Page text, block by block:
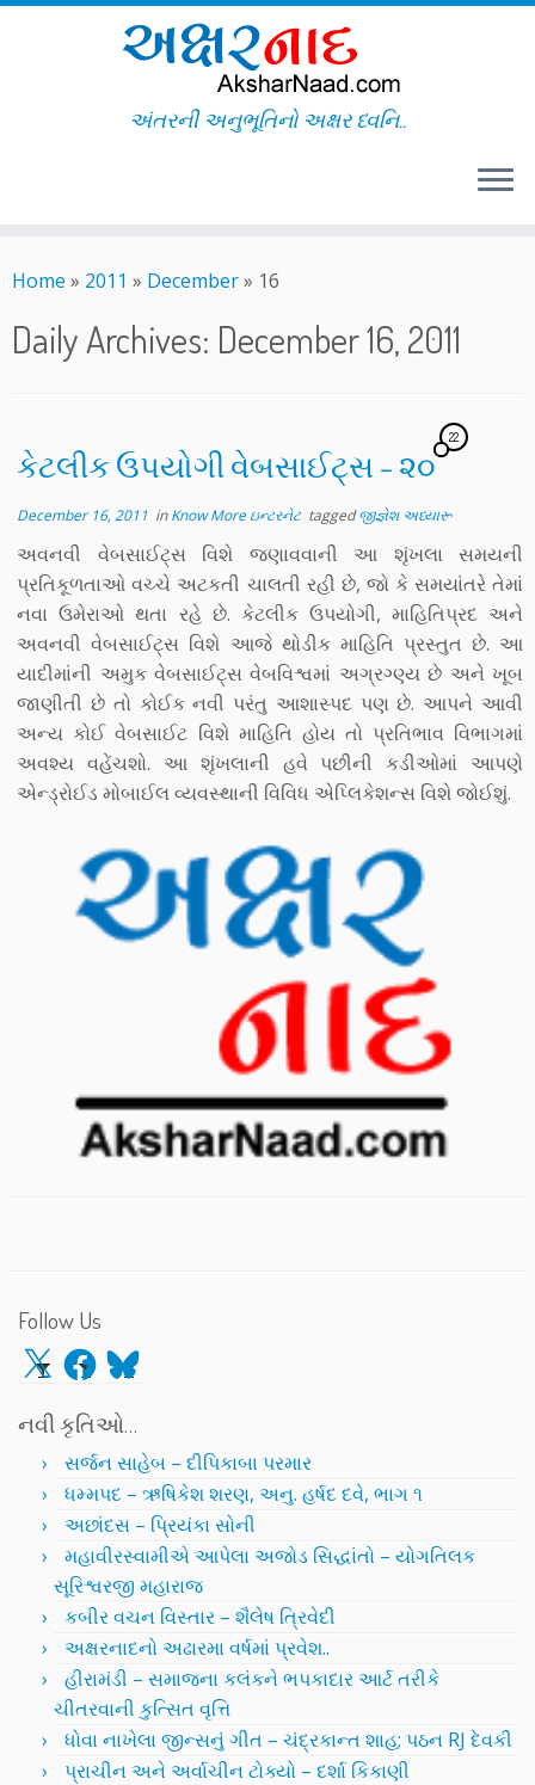
to
અંતરની અનુભૂતિનો અક્ષર ધ્વનિ..
Home » 2011 » December» 16
Daily Archives: December 16, 2011
કેટલીક ઉપયોગી વેબસાઈટ્સ – ૨૦
22
December 16, 2011 inKnow More ઇન્ટરનેટ taggedજીજ્ઞેશ અધ્યારૂ
અવનવી વેબસાઈટ્સ વિશે જણાવવાની આ શૃંખલા સમયની
પ્રતિકૂળતાઓ વચ્ચે અટકતી ચાલતી રહી છે, જો કે સમયાંતરે તેમાં
નવા ઉમેરાઓ થતા રહે છે. કેટલીક ઉપયોગી, માહિતિપ્રદ અને
અવનવી વેબસાઈટ્સ વિશે આજે થોડીક માહિતિ પ્રસ્તુત છે. આ
યાદીમાંની અમુક વેબસાઈટ્સ વેબવિશ્વમાં અગ્રગ્ણ્ય છે અને ખૂબ
જાણીતી છે તો કોઈક નવી પરંતુ આશાસ્પદ પણ છે. આપને આવી
અન્ય કોઈ વેબસાઈટ વિશે માહિતિ હોય તો પ્રતિભાવ વિભાગમાં
અવશ્ય વહેંચશો. આ શૃંખલાની હવે પછીની કડીઓમાં આપણે
એન્ડ્રોઈડ મોબાઈલ વ્યવસ્થાની વિવિધ એપ્લિકેશન્સ વિશે જોઈશું.
Follow Us
X Facebook
Bluesky
નવી કૃતિઓ…
સર્જન સાહેબ – દીપિકાબા પરમાર
ધમ્મપદ – ઋષિકેશ શરણ, અનુ. હર્ષદ દવે, ભાગ ૧
અછાંદસ – પ્રિયંકા સોની
મહાવીરસ્વામીએ આપેલા અજોડ સિદ્ધાંતો – યોગતિલક
સૂરિશ્વરજી મહારાજ
કબીર વચન વિસ્તાર – શૈલેષ ત્રિવેદી
અક્ષરનાદનો અઢારમા વર્ષમાં પ્રવેશ..
હીરામંડી – સમાજના કલંકને ભપકાદાર આર્ટ તરીકે
ચીતરવાની કુત્સિત વૃત્તિ
ધોવા નાખેલા જીન્સનું ગીત – ચંદ્રકાન્ત શાહ; પઠન RJ દેવકી
પ્રાચીન અને અર્વાચીન ટોક્યો – દર્શા કિકાણી